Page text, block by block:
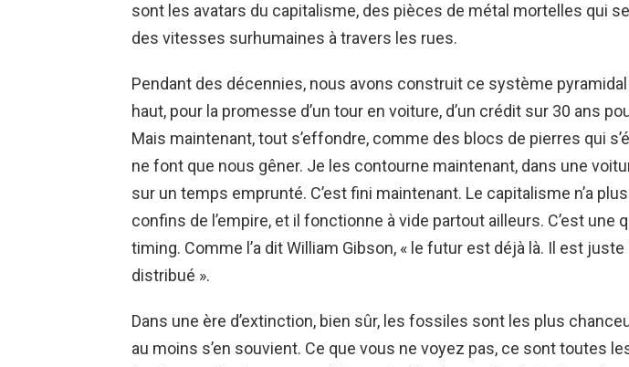
sont les avatars du capitalisme, des pièces de métal mortelles qui
des vitesses surhumaines à travers les rues.
Pendant des décennies, nous avons construit ce système
haut, pour la promesse d’un tour en voiture, d’un crédit sur 30 ans
Mais maintenant, tout s’effondre, comme des blocs de pierres qui
ne font que nous gêner. Je les contourne maintenant, dans une
sur un temps emprunté. C’est fini maintenant. Le capitalisme n’a
confins de l’empire, et il fonctionne à vide partout ailleurs. C’est une
timing. Comme l’a dit William Gibson, « le futur est déjà là. Il est
distribué ».
Dans une ère d’extinction, bien sûr, les fossiles sont les plus
au moins s’en souvient. Ce que vous ne voyez pas, ce sont toutes